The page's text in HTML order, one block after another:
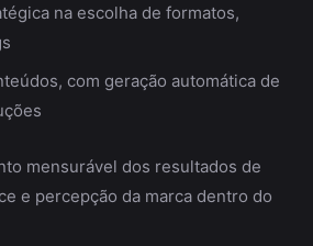
na escolha de formatos,
com geração automática de
mensurável dos resultados de
e percepção da marca dentro do